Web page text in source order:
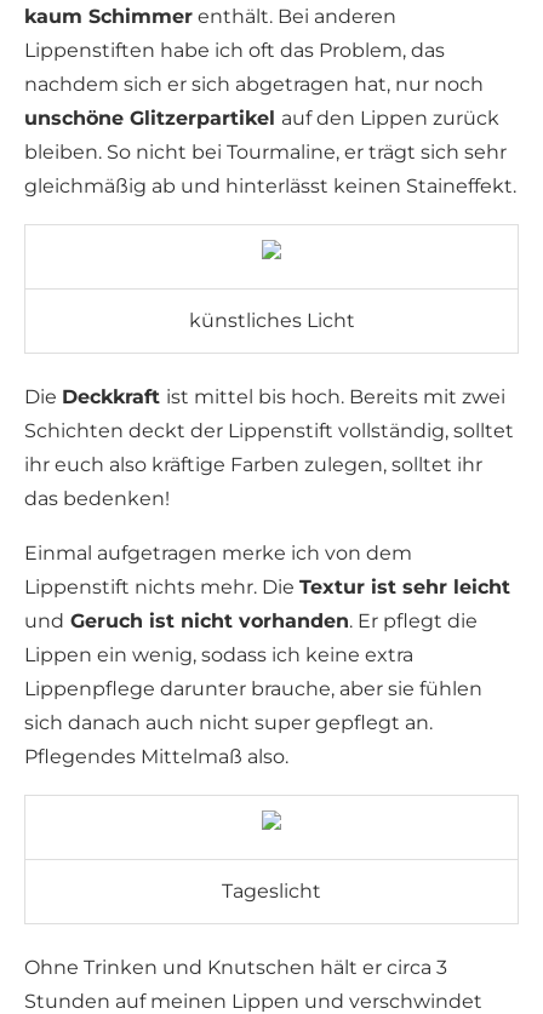
kaum Schimmer enthält. Bei anderen
Lippenstiften habe ich oft das Problem, das
nachdem sich er sich abgetragen hat, nur noch
unschöne Glitzerpartikel auf den Lippen zurück
bleiben. So nicht bei Tourmaline, er trägt sich sehr
gleichmäßig ab und hinterlässt keinen Staineffekt.
künstliches Licht
Die Deckkraft ist mittel bis hoch. Bereits mit zwei
Schichten deckt der Lippenstift vollständig, solltet
ihr euch also kräftige Farben zulegen, solltet ihr
das bedenken!
Einmal aufgetragen merke ich von dem
Lippenstift nichts mehr. Die Textur ist sehr leicht
und Geruch ist nicht vorhanden. Er pflegt die
Lippen ein wenig, sodass ich keine extra
Lippenpflege darunter brauche, aber sie fühlen
sich danach auch nicht super gepflegt an.
Pflegendes Mittelmaß also.
Tageslicht
Ohne Trinken und Knutschen hält er circa 3
Stunden auf meinen Lippen und verschwindet